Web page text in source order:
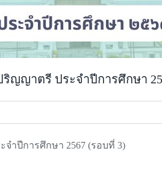
ญญาตรี ประจำปีการศึกษา
ำปีการศึกษา 2567 (รอบที่ 3)